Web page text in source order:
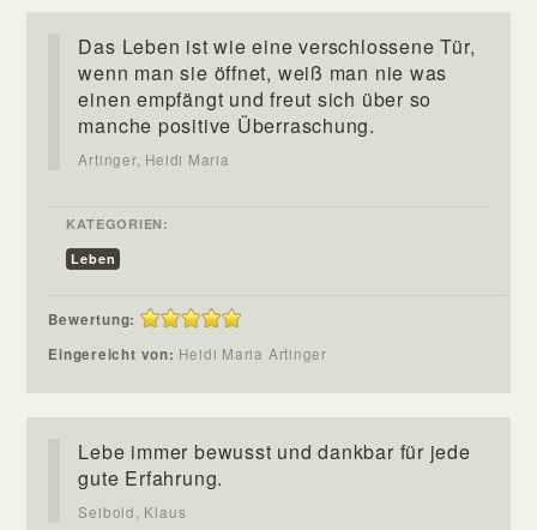
Das Leben ist wie eine verschlossene Tür,
wenn man sie öffnet, weiß man nie was
einen empfängt und freut sich über so
manche positive Überraschung.
Artinger, Heidi Maria
KATEGORIEN:
Leben
Bewertung:
Eingereicht von: Heidi Maria Artinger
Lebe immer bewusst und dankbar für jede
gute Erfahrung.
Seibold, Klaus